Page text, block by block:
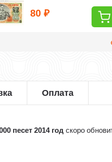
80₽
Оплата
песет 2014 год скоро